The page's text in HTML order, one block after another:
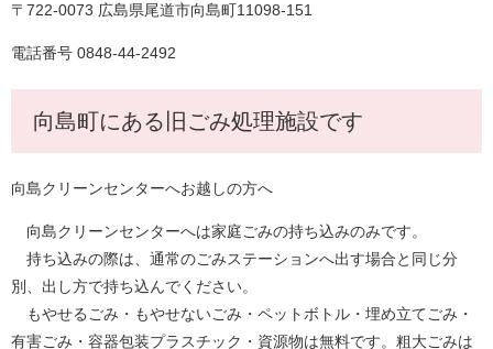
〒722-0073 広島県尾道市向島町11098-151
電話番号 0848-44-2492
向島町にある旧ごみ処理施設です
向島クリーンセンターへお越しの方へ
向島クリーンセンターへは家庭ごみの持ち込みのみです。
持ち込みの際は、通常のごみステーションへ出す場合と同じ分
別、出し方で持ち込んでください。
もやせるごみ・もやせないごみ・ペットボトル・埋め立てごみ・
有害ごみ・容器包装プラスチック・資源物は無料です。粗大ごみは